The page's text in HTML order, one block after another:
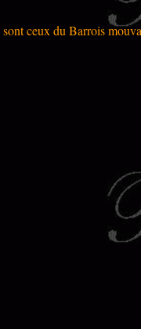
sont ceux du Barrois